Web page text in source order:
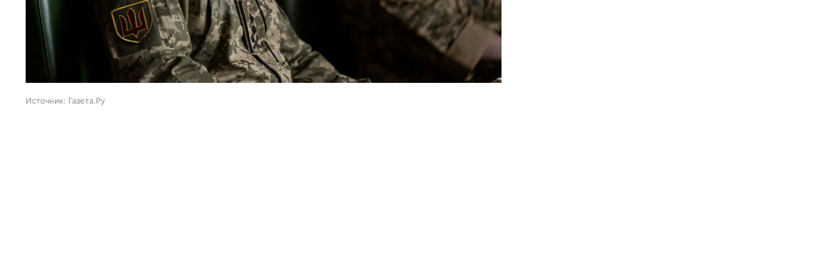
Источник: Газета.Ру